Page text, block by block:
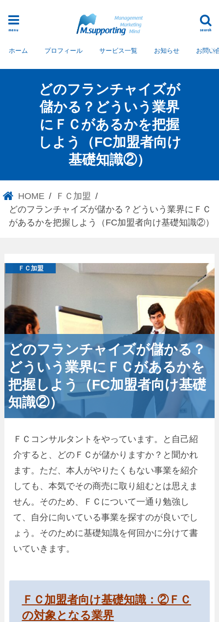
search
menu
ホーム プロフィール サービス一覧 お知らせ お問い
どのフランチャイズが
儲かる？どういう業界
にＦＣがあるかを把握
しよう（FC加盟者向け
基礎知識②）
HOME
ＦＣ加盟
どのフランチャイズが儲かる？どういう業界にＦＣ
があるかを把握しよう（FC加盟者向け基礎知識②）
ＦＣ加盟
どのフランチャイズが儲かる？
どういう業界にＦＣがあるかを
把握しよう（FC加盟者向け基礎
知識②）
ＦＣコンサルタントをやっています。と自己紹
介すると、どのＦＣが儲かりますか？と聞かれ
ます。ただ、本人がやりたくもない事業を紹介
しても、本気でその商売に取り組むとは思えま
せん。そのため、ＦＣについて一通り勉強し
て、自分に向いている事業を探すのが良いでし
ょう。そのために基礎知識を何回かに分けて書
いていきます。
ＦＣ加盟者向け基礎知識：②ＦＣ
の対象となる業界